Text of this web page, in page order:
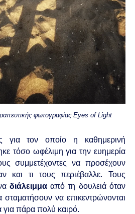
φωτογραφίας Eyes of Light
για τον οποίο η καθημερινή
τόσο ωφέλιμη για την ευημερία
συμμετέχοντες να προσέχουν
και τι τους περιέβαλλε. Τους
διάλειμμα από τη δουλειά όταν
σταματήσουν να επικεντρώνονται
για πάρα πολύ καιρό.